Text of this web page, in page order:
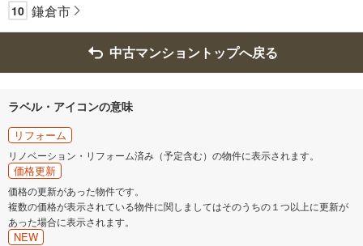
10 鎌倉市
中古マンショントップへ戻る
ラベル・アイコンの意味
リフォーム
リノベーション・リフォーム済み（予定含む）の物件に表示されます。
価格更新
価格の更新があった物件です。
複数の価格が表示されている物件に関しましてはそのうちの１つ以上に更新が
あった場合に表示されます。
NEW